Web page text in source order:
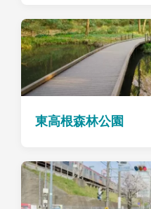
東高根森林公園